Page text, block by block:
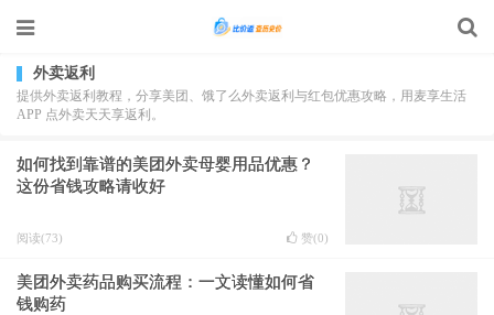
外卖返利
提供外卖返利教程，分享美团、饿了么外卖返利与红包优惠攻略，用麦享生活
APP 点外卖天天享返利。
如何找到靠谱的美团外卖母婴用品优惠？
这份省钱攻略请收好
阅读(73) 赞(0)
美团外卖药品购买流程：一文读懂如何省
钱购药